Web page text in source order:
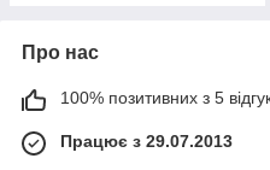
Про нас
100% позитивних з 5
Працює з 29.07.2013